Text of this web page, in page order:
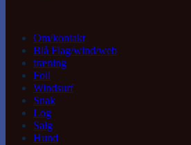
Om/kontakt
Blå Flag/wind/web
træning
Foil
Windsurf
Snak
Log
Salg
Hund